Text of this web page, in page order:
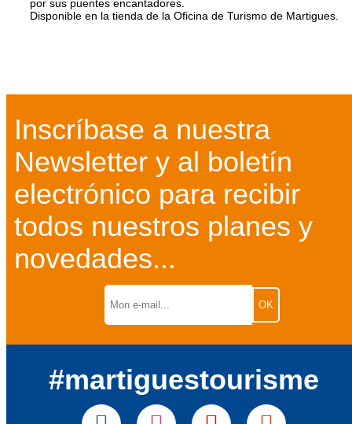
por sus puentes encantadores.
Disponible en la tienda de la Oficina de Turismo de Martigues.
Inscríbase a nuestra
Newsletter y al boletín
electrónico para recibir
todos nuestros planes y
novedades...
#martiguestourisme